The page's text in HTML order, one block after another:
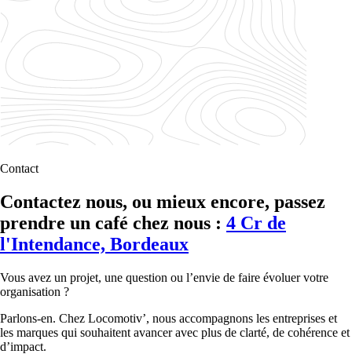
Contact
Contactez nous, ou mieux encore, passez
prendre un café chez nous : 4 Cr de
l'Intendance, Bordeaux
Vous avez un projet, une question ou l’envie de faire évoluer votre
organisation ?
Parlons-en. Chez Locomotiv’, nous accompagnons les entreprises et
les marques qui souhaitent avancer avec plus de clarté, de cohérence et
d’impact.